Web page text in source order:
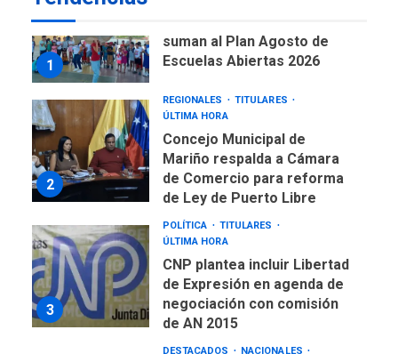
1
suman al Plan Agosto de
Escuelas Abiertas 2026
2
REGIONALES
TITULARES
ÚLTIMA HORA
Concejo Municipal de
Mariño respalda a Cámara
de Comercio para reforma
de Ley de Puerto Libre
3
POLÍTICA
TITULARES
ÚLTIMA HORA
CNP plantea incluir Libertad
de Expresión en agenda de
negociación con comisión
de AN 2015
DESTACADOS
NACIONALES